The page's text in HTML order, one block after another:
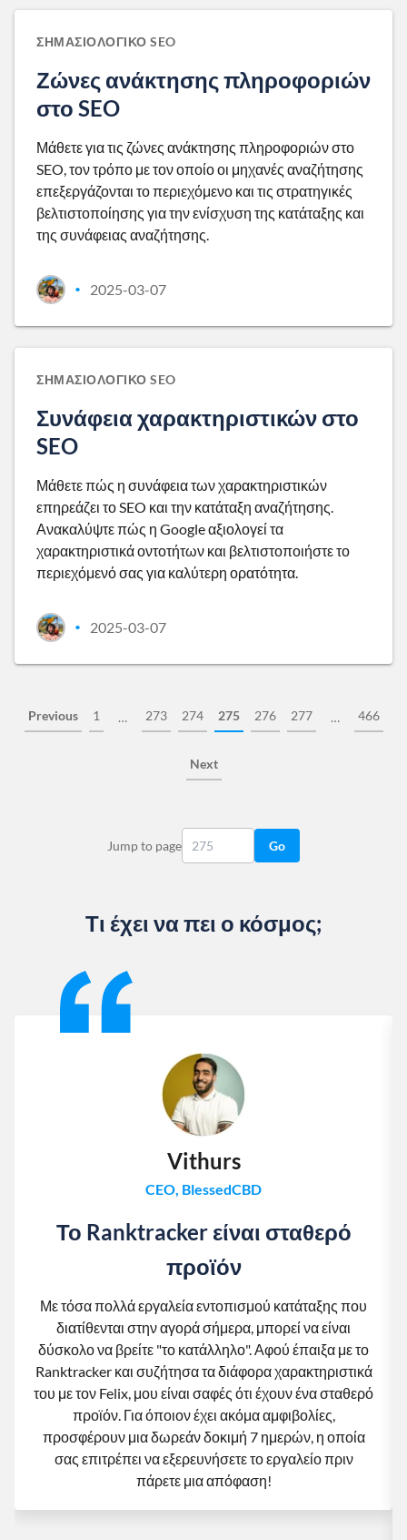
ΣΗΜΑΣΙΟΛΟΓΙΚΌ SEO
Ζώνες ανάκτησης πληροφοριών
στο SEO
Μάθετε για τις ζώνες ανάκτησης πληροφοριών στο
SEO, τον τρόπο με τον οποίο οι μηχανές αναζήτησης
επεξεργάζονται το περιεχόμενο και τις στρατηγικές
βελτιστοποίησης για την ενίσχυση της κατάταξης και
της συνάφειας αναζήτησης.
• 2025-03-07
ΣΗΜΑΣΙΟΛΟΓΙΚΌ SEO
Συνάφεια χαρακτηριστικών στο
SEO
Μάθετε πώς η συνάφεια των χαρακτηριστικών
επηρεάζει το SEO και την κατάταξη αναζήτησης.
Ανακαλύψτε πώς η Google αξιολογεί τα
χαρακτηριστικά οντοτήτων και βελτιστοποιήστε το
περιεχόμενό σας για καλύτερη ορατότητα.
• 2025-03-07
Previous 1 … 273 274 275 276 277 … 466
Next
Jump to page Go
Τι έχει να πει ο κόσμος;
Vithurs
CEO, BlessedCBD
Το Ranktracker είναι σταθερό
προϊόν
Με τόσα πολλά εργαλεία εντοπισμού κατάταξης που
διατίθενται στην αγορά σήμερα, μπορεί να είναι
δύσκολο να βρείτε "το κατάλληλο". Αφού έπαιξα με το
Ranktracker και συζήτησα τα διάφορα χαρακτηριστικά
του με τον Felix, μου είναι σαφές ότι έχουν ένα σταθερό
προϊόν. Για όποιον έχει ακόμα αμφιβολίες,
προσφέρουν μια δωρεάν δοκιμή 7 ημερών, η οποία
σας επιτρέπει να εξερευνήσετε το εργαλείο πριν
πάρετε μια απόφαση!